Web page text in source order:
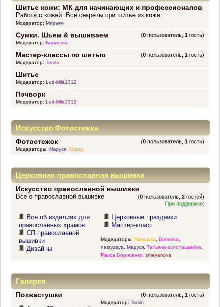
Шитье кожи: МК для начинающих и профессионалов
Работа с кожей. Все секреты при шитье из кожи.
Модератор: Мирьям
Сумки. Шьем & вышиваем (0 пользователь,1 гость)
Модератор: Борисова
Мастер-классы по шитью (0 пользователь,1 гость)
Модератор: Tonito
Шитье
Модератор: Lud-Mila1312
Пэчворк
Модератор: Lud-Mila1312
Искусство Фотостежка
Фотостежок (0 пользователь,1 гость)
Модераторы: Маруся, Mazzy
Церковная православная вышивка
Искусство православной вышивки
(0 пользователь,2 гостей)
Все о православной вышивке
При поддержке:
Все об изделиях для
православных храмов
СП православной
вышивки
Дизайны
Церковные праздники
Мастер-класс
Модераторы: Пимошка Domnina
nestyzaya
Маруся, Татьяна-золотошвейка
Раиса Борисенко, smeyanova
Галерея
Похвастушки (0 пользователь,1 гость)
Модератор: Tomin